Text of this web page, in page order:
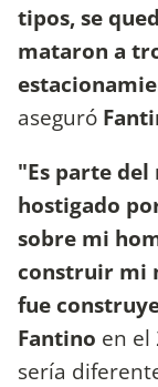
tipos, se
mataron a
aseguró
"Es parte
hostigado
sobre mi
construir mi
fue
Fantino en el
sería